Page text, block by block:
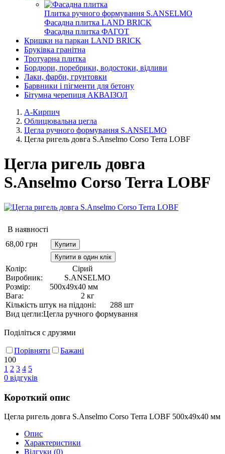
Плитка ручного формування S.ANSELMO
Фасадна плитка LAND BRICK
Фасадна плитка ФАГОТ
Кришки на паркан LAND BRICK
Бруківка гранітна
Тротуарна плитка
Бордюри, поребрики, водостоки, відливи
Лаки, фарби, грунтовки
Барвники і пігменти для бетону
Бітумна черепиця АКВАІЗОЛ
А-Кирпич
Облицювальна цегла
Цегла ручного формування S.ANSELMO
Цегла ригель довга S.Anselmo Corso Terra LOBF
Цегла ригель довга
S.Anselmo Corso Terra LOBF
В наявності
68,00 грн
Купити
Купити в один клік
Колір:
Сірий
Виробник:
S.ANSELMO
Розмір:
500х49х40 мм
Вага:
2 кг
Кількість штук на піддоні:
288 шт
Вид цегли:Цегла ручного формування
Поділіться с друзями
Порівняти
Бажані
100
1 2 3 4 5
0 відгуків
Короткий опис
Цегла ригель довга S.Anselmo Corso Terra LOBF 500х49х40 мм
Опис
Характеристики
Відгуки (0)